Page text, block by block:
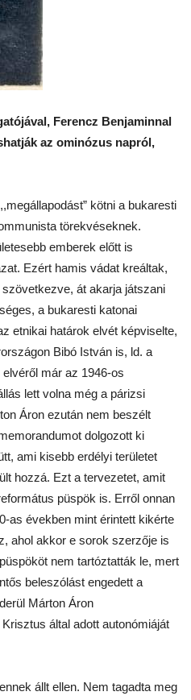
Ferencz Benjaminnal
az ominózus napról,
kötni a bukaresti
törekvéseknek.
emberek előtt is
Ezért hamis vádat kreáltak,
át akarja játszani
a bukaresti katonai
etnikai határok elvét képviselte,
Bibó István is, ld. a
már az 1946-os
lett volna még a párizsi
Áron ezután nem beszélt
dolgozott ki
ami kisebb erdélyi területet
hozzá. Ezt a tervezetet, amit
püspök is. Erről onnan
as években mint érintett kikérte
ahol akkor e sorok szerzője is
nem tartóztatták le, mert
beleszólást engedett a
Márton Áron
által adott autonómiáját
állt ellen. Nem tagadta meg